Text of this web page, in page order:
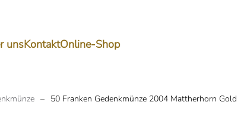
unsKontaktOnline-Shop
50 Franken Gedenkmünze 2004 Mattherhorn Gold